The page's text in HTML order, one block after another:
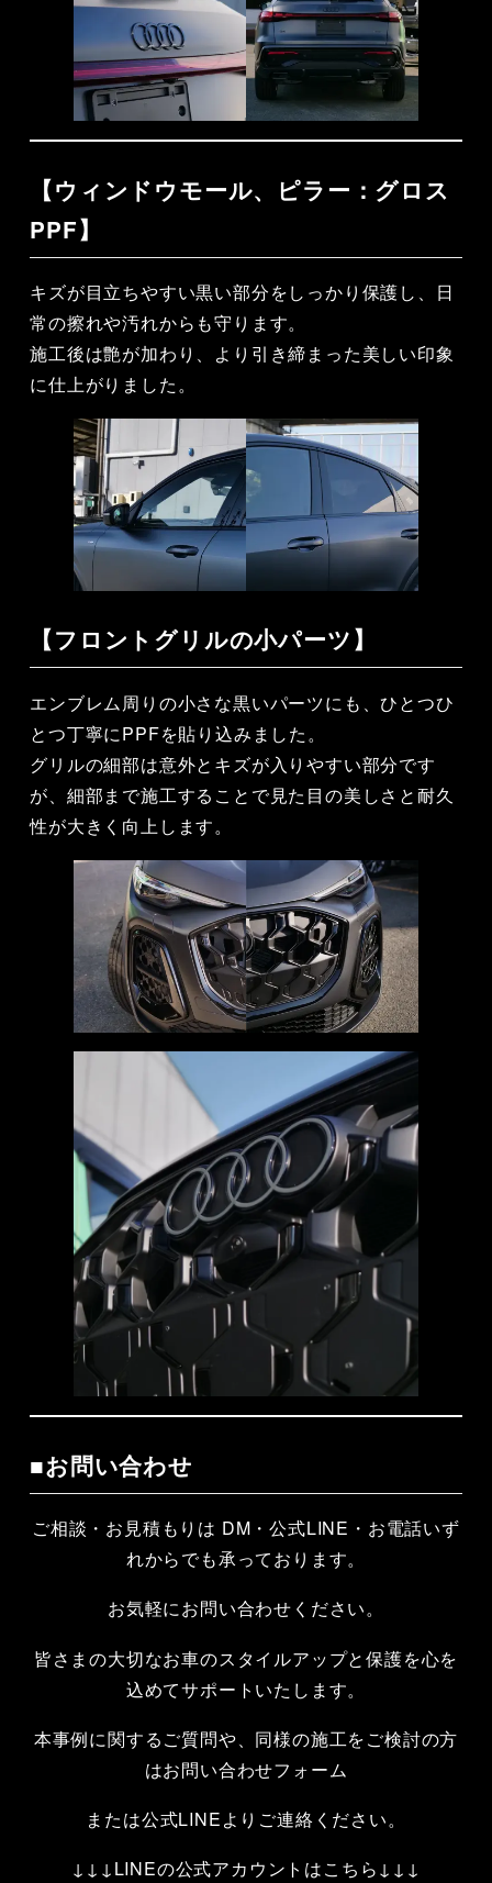
【ウィンドウモール、ピラー：グロス
PPF】
キズが目立ちやすい黒い部分をしっかり保護し、日
常の擦れや汚れからも守ります。
施工後は艶が加わり、より引き締まった美しい印象
に仕上がりました。
【フロントグリルの小パーツ】
エンブレム周りの小さな黒いパーツにも、ひとつひ
とつ丁寧にPPFを貼り込みました。
グリルの細部は意外とキズが入りやすい部分です
が、細部まで施工することで見た目の美しさと耐久
性が大きく向上します。
■お問い合わせ
ご相談・お見積もりは DM・公式LINE・お電話いず
れからでも承っております。
お気軽にお問い合わせください。
皆さまの大切なお車のスタイルアップと保護を心を
込めてサポートいたします。
本事例に関するご質問や、同様の施工をご検討の方
はお問い合わせフォーム
または公式LINEよりご連絡ください。
↓↓↓LINEの公式アカウントはこちら↓↓↓